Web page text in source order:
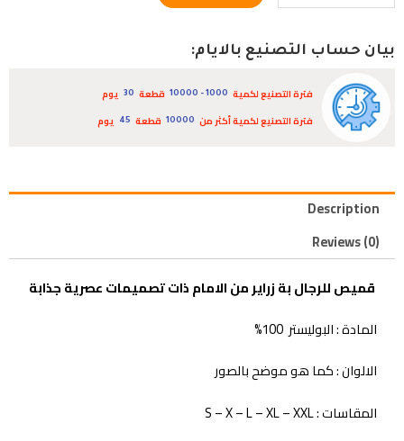
بيان حساب التصنيع بالايام:
فترة التصنيع لكمية 1000 - 10000 قطعة 30
يوم
فترة التصنيع لكمية أكثر من
10000 قطعة 45 يوم
Description
Reviews (0)
قميص للرجال بة زراير من الامام ذات تصميمات عصرية جذابة
المادة : البوليستر 100%
الالوان : كما هو موضح بالصور
المقاسات : S – X – L – XL – XXL